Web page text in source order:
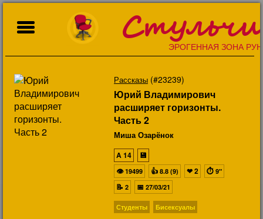
ЭРОГЕННАЯ ЗОНА
Рассказы (#23239)
Юрий Владимирович
расширяет горизонты.
Часть 2
Миша Озарёнок
A14
💾
👁19499 👍 8.8 (9) ❤2 ⏱ 9"
📝 2 📅 27/03/21
Студенты Бисексуалы